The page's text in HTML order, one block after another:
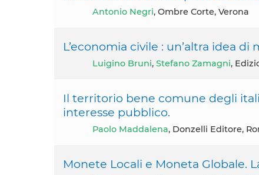
Antonio Negri, Ombre Corte, Verona
L’economia civile : un’altra idea di
Luigino Bruni, Stefano Zamagni,
Il territorio bene comune degli
interesse pubblico.
Paolo Maddalena, Donzelli Editore,
Monete Locali e Moneta Globale.